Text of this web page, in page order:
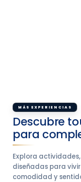
MÁS EXPERIENCIAS
Descubre
para
Explora
diseñadas para
comodidad y